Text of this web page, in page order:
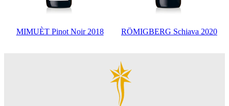
MIMUÈT Pinot Noir 2018 RÖMIGBERG Schiava 2020